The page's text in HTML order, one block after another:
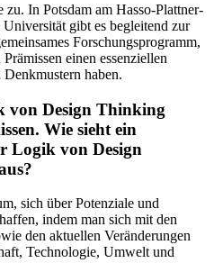
zu. In Potsdam am Hasso-Plattner-
gibt es begleitend zur
Forschungsprogramm,
einen essenziellen
haben.
von Design Thinking
Wie sieht ein
Logik von Design
sich über Potenziale und
indem man sich mit den
den aktuellen Veränderungen
Technologie, Umwelt und